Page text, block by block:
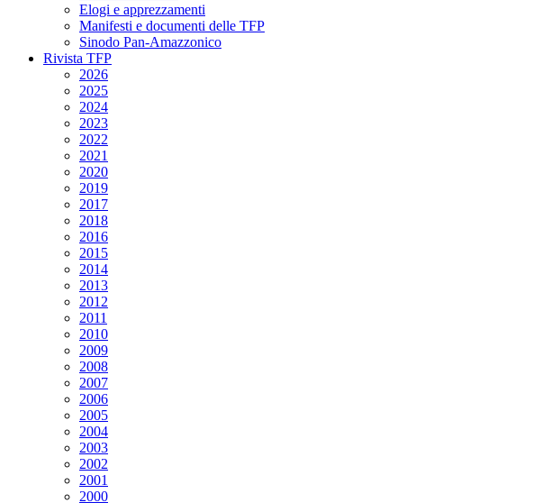
Elogi e apprezzamenti
Manifesti e documenti delle TFP
Sinodo Pan-Amazzonico
Rivista TFP
2026
2025
2024
2023
2022
2021
2020
2019
2017
2018
2016
2015
2014
2013
2012
2011
2010
2009
2008
2007
2006
2005
2004
2003
2002
2001
2000